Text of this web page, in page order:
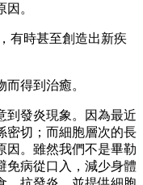
。
有時甚至創造出新疾
得到治癒。
到發炎現象。因為最近
密切；而細胞層次的長
因。雖然我們不是畢勒
免病從口入，減少身體